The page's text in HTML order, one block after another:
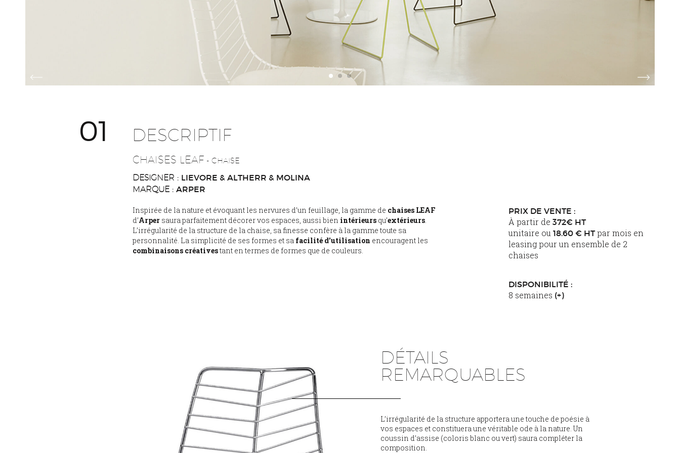
01 DESCRIPTIF
CHAISES LEAF - CHAISE
DESIGNER : LIEVORE & ALTHERR & MOLINA
MARQUE :ARPER
Inspirée de la nature et évoquant les nervures d’un feuillage, la gamme de chaises LEAF
d’Arper saura parfaitement décorer vos espaces, aussi bienintérieurs qu’extérieurs.
L’irrégularité de la structure de la chaise, sa finesse confère à la gamme toute sa
personnalité. La simplicité de ses formes et sa facilité d’utilisation encouragent les
combinaisons créativestant en termes de formes que de couleurs.
PRIX DE VENTE :
À partir de372€ HT
unitaire ou18.60 € HTpar mois en
leasing pour un ensemble de 2
chaises
DISPONIBILITÉ :
8 semaines (+)
DÉTAILS
REMARQUABLES
L’irrégularité de la structure apportera une touche de poésie à
vos espaces et constituera une véritable ode à la nature. Un
coussin d’assise (coloris blanc ou vert) saura compléter la
composition.